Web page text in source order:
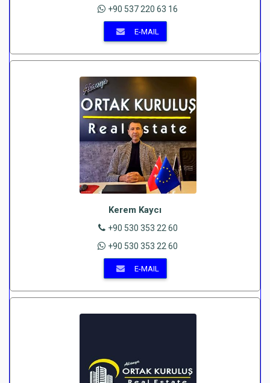
+90 537 220 63 16
E-MAIL
Kerem Kaycı
+90 530 353 22 60
+90 530 353 22 60
E-MAIL